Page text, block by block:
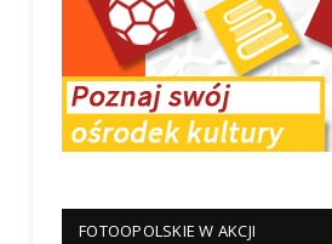
FOTOOPOLSKIE W AKCJI